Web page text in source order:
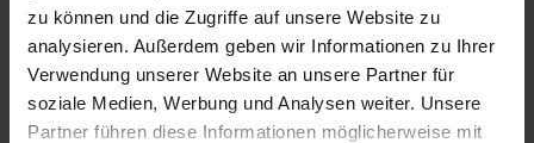
zu können und die Zugriffe auf unsere Website zu
analysieren. Außerdem geben wir Informationen zu Ihrer
Verwendung unserer Website an unsere Partner für
soziale Medien, Werbung und Analysen weiter. Unsere
Partner führen diese Informationen möglicherweise mit
500MBit/s
mit5G
Flat
Tel. & SMS
🇪🇺 EU
inkl.
Hinweis:
Nach 24 Monaten reduziert sich die
nicht (also neuen Tarif suchen um zu sparen)